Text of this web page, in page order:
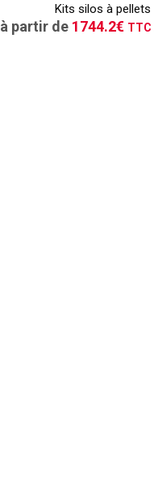
Kits silos à pellets
à partir de 1744.2€ TTC
Demande de devis